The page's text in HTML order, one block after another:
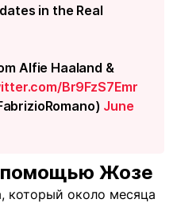
in the Real
Alfie Haaland &
Br9FzS7Emr
June
помощью Жозе
который около месяца